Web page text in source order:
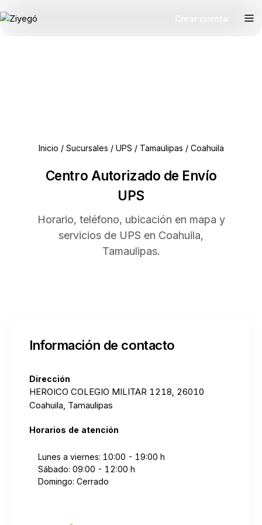
Inicio / Sucursales / UPS / Tamaulipas / Coahuila
Centro Autorizado de Envío
UPS
Horario, teléfono, ubicación en mapa y
servicios de UPS en Coahuila,
Tamaulipas.
Información de contacto
Dirección
HEROICO COLEGIO MILITAR 1218, 26010
Coahuila, Tamaulipas
Horarios de atención
Lunes a viernes: 10:00 - 19:00 h
Sábado: 09:00 - 12:00 h
Domingo: Cerrado